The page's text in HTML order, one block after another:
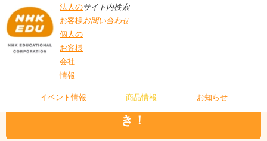
法人の
お客様
個人の
お客様
会社
情報
サイト内検索
お問い合わせ
イベント情報 商品情報 お知らせ
き！